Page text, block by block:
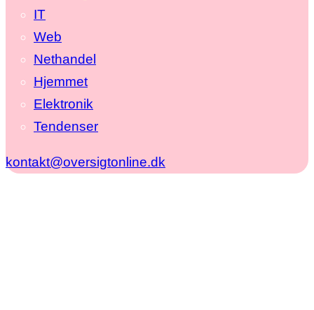
IT
Web
Nethandel
Hjemmet
Elektronik
Tendenser
kontakt@oversigtonline.dk